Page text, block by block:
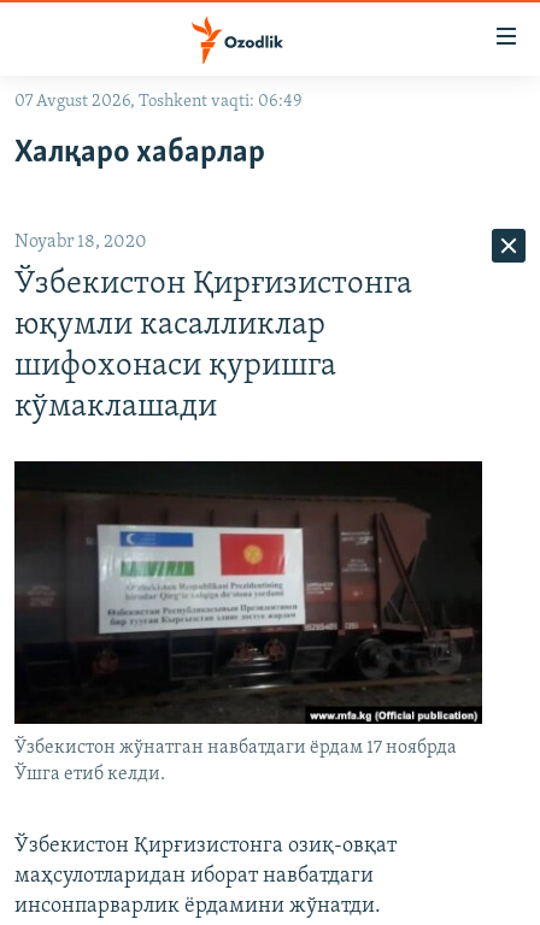
Асосий
навигацияга
Қидиришга
ўтинг
OZODVIDEO
На русском
ИЖТИМОИЙ ТАРМОҚЛАР
Озодлик бошқа тилларда
07 Avgust 2026, Toshkent vaqti: 06:49
Халқаро хабарлар
Noyabr 18, 2020
Ўзбекистон Қирғизистонга
юқумли касалликлар
шифохонаси қуришга
кўмаклашади
Ўзбекистон жўнатган навбатдаги ёрдам 17 ноябрда
Ўшга етиб келди.
Ўзбекистон Қирғизистонга озиқ-овқат
маҳсулотларидан иборат навбатдаги
инсонпарварлик ёрдамини жўнатди.